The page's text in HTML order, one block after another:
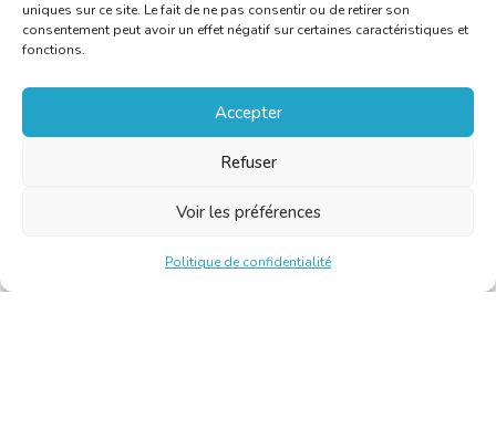
uniques sur ce site. Le fait de ne pas consentir ou de retirer son
consentement peut avoir un effet négatif sur certaines caractéristiques et
fonctions.
Accepter
Refuser
Voir les préférences
Politique de confidentialité